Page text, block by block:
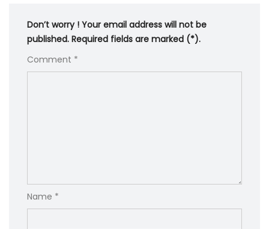
Don’t worry ! Your email address will not be
published. Required fields are marked (*).
Comment *
Name *